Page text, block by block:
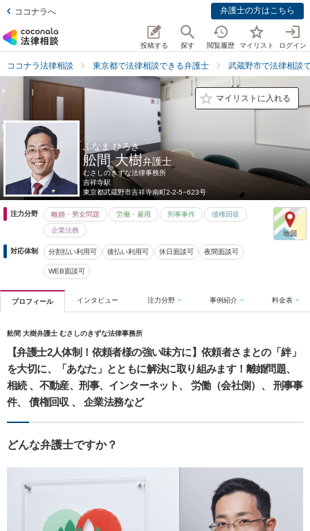
ココナラへ 弁護士の方はこちら
投稿する 探す 閲覧履歴 マイリスト ログイン
ココナラ法律相談 東京都で法律相談できる弁護士 武蔵野市で法律相談
マイリストに入れる
ふなま ひろき
舩間 大樹弁護士
むさしのきずな法律事務所
吉祥寺駅
東京都武蔵野市吉祥寺南町2-2-5−623号
注力分野 離婚・男女問題 労働・雇用 刑事事件 債権回収
企業法務
対応体制 分割払い利用可 後払い利用可 休日面談可 夜間面談可
WEB面談可
プロフィール インタビュー 注力分野 事例紹介 料金表
舩間 大樹弁護士 むさしのきずな法律事務所
【弁護士2人体制！依頼者様の強い味方に】依頼者さまとの「絆」
を大切に、「あなた」とともに解決に取り組みます！離婚問題、
相続 、不動産、刑事、インターネット、 労働（会社側）、 刑事事
件、 債権回収 、 企業法務など
どんな弁護士ですか？